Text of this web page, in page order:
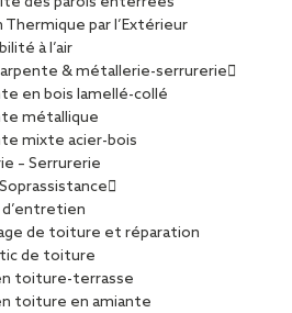
Thermique par l’Extérieur
à l’air
& métallerie-serrurerie
en bois lamellé-collé
métallique
mixte acier-bois
– Serrurerie
de toiture et réparation
de toiture
toiture-terrasse
toiture en amiante